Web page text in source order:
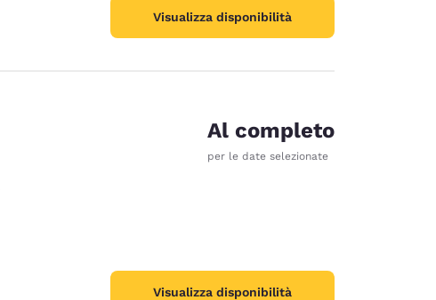
Visualizza disponibilità
Al completo
per le date selezionate
Visualizza disponibilità